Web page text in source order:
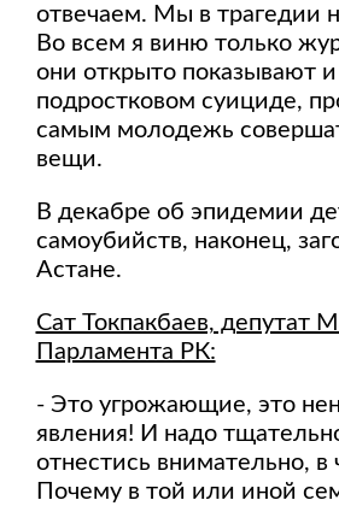
отвечаем. Мы в трагедии
Во всем я виню только
они открыто показывают и
подростковом суициде,
самым молодежь
вещи.
В декабре об эпидемии
самоубийств, наконец,
Астане.
Сат Токпакбаев, депутат
Парламента РК:
- Это угрожающие, это
явления! И надо
отнестись внимательно, в
Почему в той или иной